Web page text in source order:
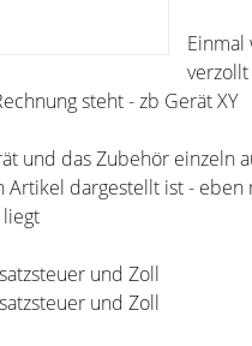
verzollt
steht - zb Gerät XY
und das Zubehör einzeln
Artikel dargestellt ist -
und Zoll
und Zoll